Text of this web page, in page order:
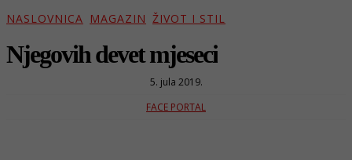
NASLOVNICA MAGAZIN ŽIVOT I STIL
Njegovih devet mjeseci
5. jula 2019.
FACE PORTAL